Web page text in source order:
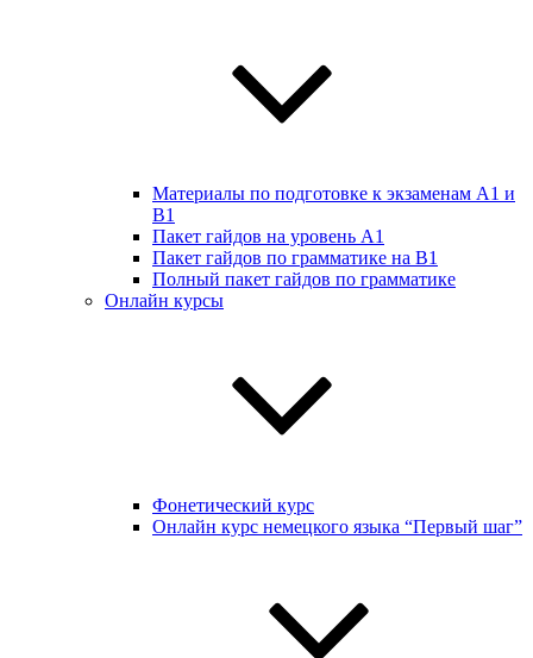
Материалы по подготовке к экзаменам А1 и
B1
Пакет гайдов на уровень A1
Пакет гайдов по грамматике на B1
Полный пакет гайдов по грамматике
Онлайн курсы
Фонетический курс
Онлайн курс немецкого языка “Первый шаг”